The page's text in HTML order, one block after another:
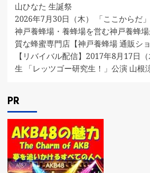
山ひなた 生誕祭
2026年7月30日（木） 「ここからだ
神戸養蜂場・養蜂場を営む神戸養蜂
質な蜂蜜専門店【神戸養蜂場 通販ショ
【リバイバル配信】2017年8月17日
生 「レッツゴー研究生！」公演 山根
PR